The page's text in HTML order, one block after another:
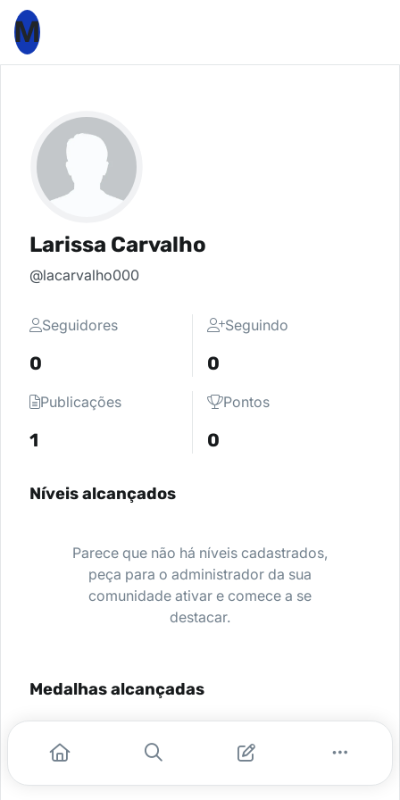
M
Larissa Carvalho
@lacarvalho000
Seguidores
0
Seguindo
0
Publicações
1
Pontos
0
Níveis alcançados
Parece que não há níveis cadastrados,
peça para o administrador da sua
comunidade ativar e comece a se
destacar.
Medalhas alcançadas
Nenhuma medalha encontrada